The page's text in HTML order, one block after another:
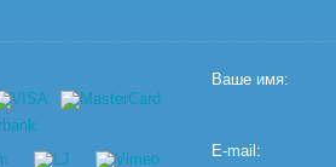
Ваше имя:
E-mail: